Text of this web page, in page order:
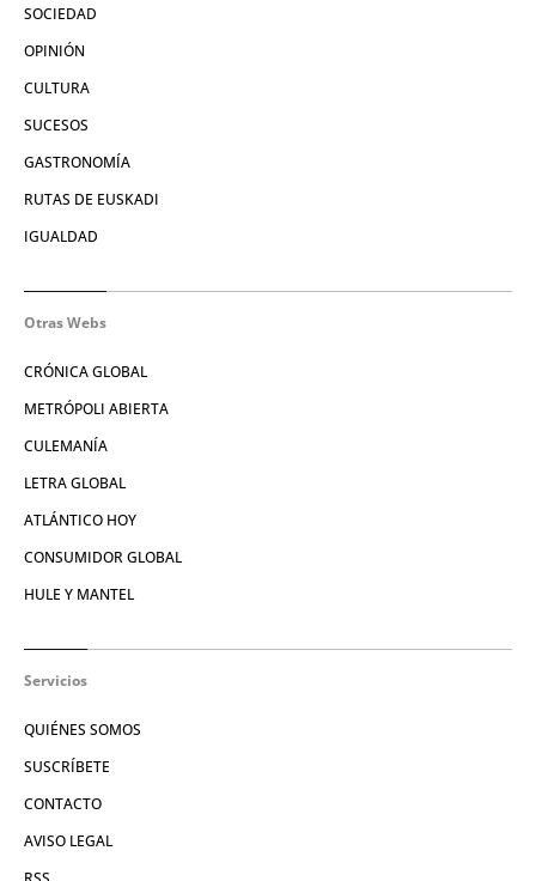
SOCIEDAD
OPINIÓN
CULTURA
SUCESOS
GASTRONOMÍA
RUTAS DE EUSKADI
IGUALDAD
Otras Webs
CRÓNICA GLOBAL
METRÓPOLI ABIERTA
CULEMANÍA
LETRA GLOBAL
ATLÁNTICO HOY
CONSUMIDOR GLOBAL
HULE Y MANTEL
Servicios
QUIÉNES SOMOS
SUSCRÍBETE
CONTACTO
AVISO LEGAL